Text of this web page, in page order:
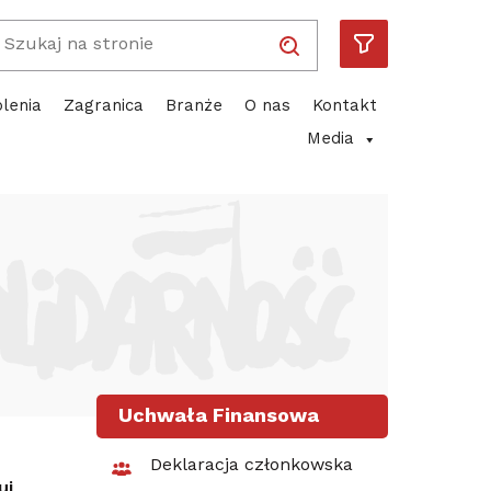
Solidarność
Piotr Duda
Wpisz wyszukiwaną frazę
Zagranica Branże O nas
Kontakt
Media
Uchwała Finansowa
Deklaracja członkowska